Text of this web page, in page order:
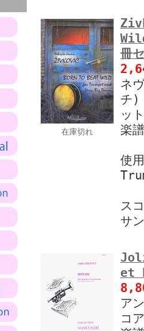
在庫切れ
冊
ネ
チ)
ッ
楽
使
ス
サ
et
ア
コ